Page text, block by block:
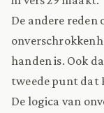
De andere reden
handen is. Ook
tweede punt dat
De logica van